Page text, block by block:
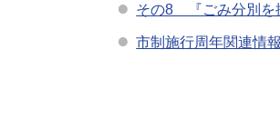
その8 『ごみ分別を
市制施行周年関連情報